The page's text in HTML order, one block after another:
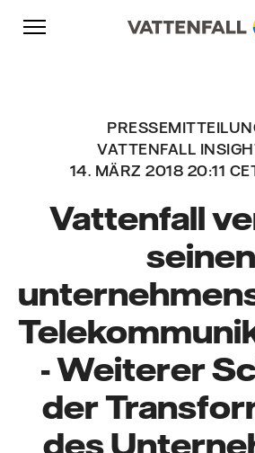
Überspringen
Zurück zur Hauptnavigation
Gehe zur Fußzeile
VATTENFALL
14. MÄRZ 2018 20:11
Vattenfall
seinen
- Weiterer
der
des
Zurück zur Hauptnavigation